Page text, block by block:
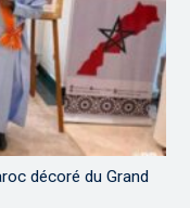
décoré du Grand